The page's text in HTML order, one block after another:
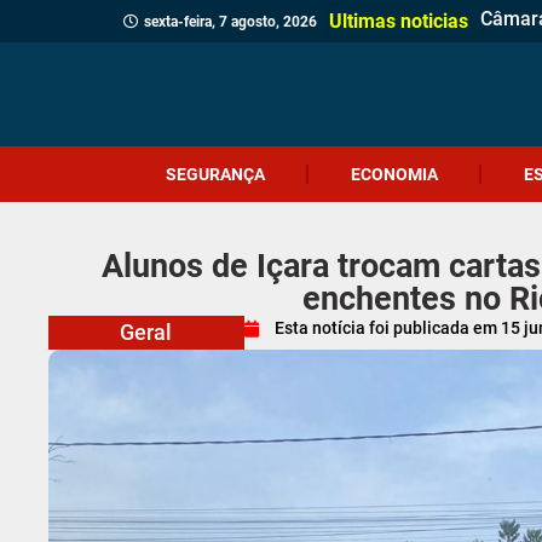
sexta-feira, 7 agosto, 2026 Ultimas noticias Dia
Corpo
Içara
Idosa
SEGURANÇA ECONOMIA
Alunos de Içara trocam
enchentes no
Geral Esta notícia foi publicada em 15